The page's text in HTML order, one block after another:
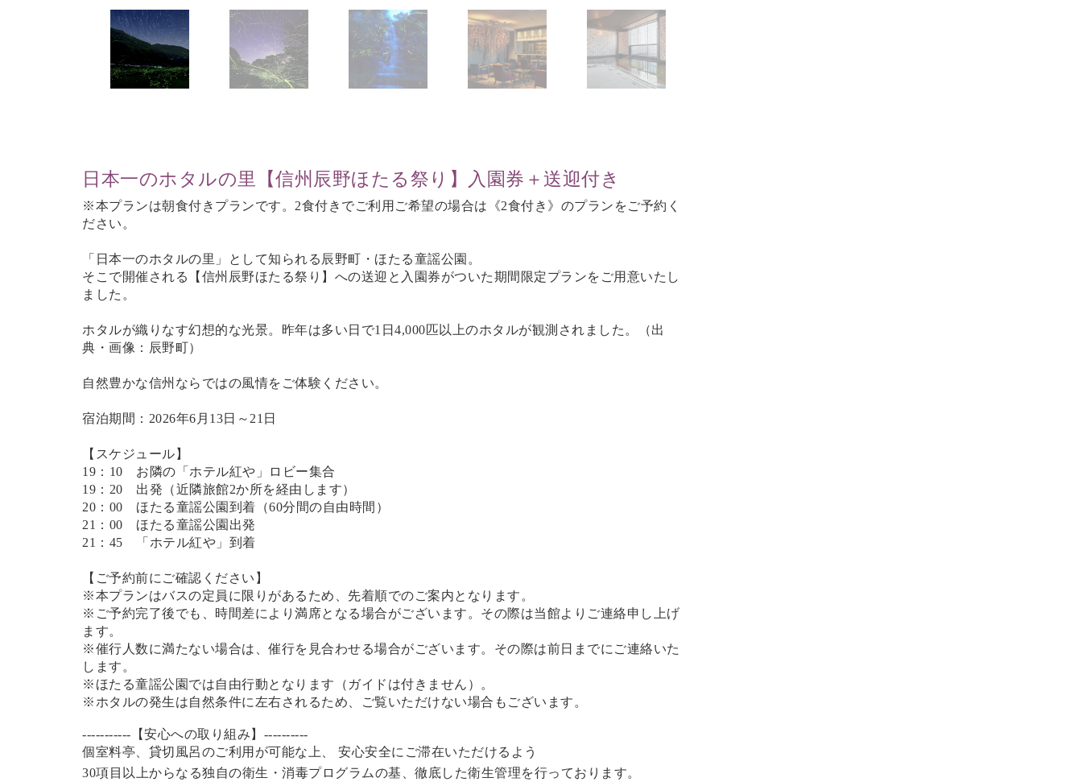
日本一のホタルの里【信州辰野ほたる祭り】入園券＋送迎付き
※本プランは朝食付きプランです。2食付きでご利用ご希望の場合は《2食付き》のプランをご予約く
ださい。
「日本一のホタルの里」として知られる辰野町・ほたる童謡公園。
そこで開催される【信州辰野ほたる祭り】への送迎と入園券がついた期間限定プランをご用意いたし
ました。
ホタルが織りなす幻想的な光景。昨年は多い日で1日4,000匹以上のホタルが観測されました。（出
典 ・画像 ：辰野町）
自然豊かな信州ならではの風情をご体験ください。
宿泊期間：2026年6月13日～21日
【スケジュール】
19：10 お隣の「ホテル紅や」ロビー集合
19：20 出発（近隣旅館2か所を経由します）
20：00 ほたる童謡公園到着（60分間の自由時間）
21：00 ほたる童謡公園出発
21：45 「ホテル紅や」到着
【ご予約前にご確認ください】
※本プランはバスの定員に限りがあるため、先着順でのご案内となります。
※ご予約完了後でも、時間差により満席となる場合がございます。その際は当館よりご連絡申し上げ
ます。
※催行人数に満たない場合は、催行を見合わせる場合がございます。その際は前日までにご連絡いた
します。
※ほたる童謡公園では自由行動となります（ガイドは付きません）。
※ホタルの発生は自然条件に左右されるため、ご覧いただけない場合もございます。
-----------【安心への取り組み】----------
個室料亭、貸切風呂のご利用が可能な上、 安心安全にご滞在いただけるよう
30項目以上からなる独自の衛生・消毒プログラムの基、徹底した衛生管理を行っております。